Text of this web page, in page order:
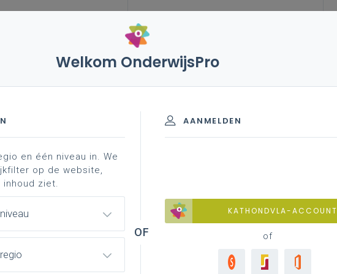
vakken en leerplannen 1ste graad
materiaal tool: mindmaps
achtergrond
Welkom OnderwijsPro
AANMELDEN
KATHONDVLA-ACCOUNT
of
en één niveau in. We
op de website,
ziet.